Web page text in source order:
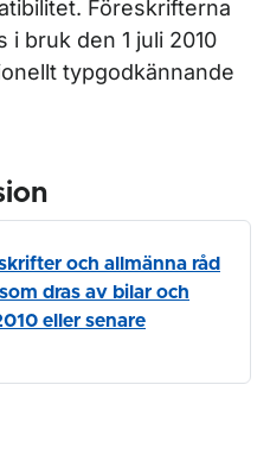
Föreskrifterna
bruk den 1 juli 2010
typgodkännande
och allmänna råd
dras av bilar och
eller senare